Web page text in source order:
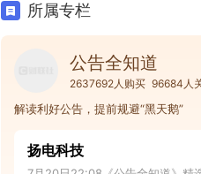
所属专栏
公告全知道
2637692人购买 96684人
解读利好公告，提前规避“黑天鹅”
扬电科技